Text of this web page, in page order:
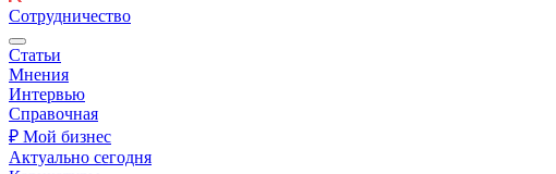
Сотрудничество
Статьи
Мнения
Интервью
Справочная
₽ Мой бизнес
Актуально сегодня